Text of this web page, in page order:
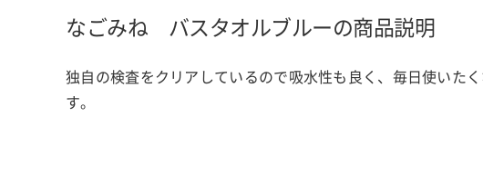
なごみね バスタオルブルーの商品説明
独自の検査をクリアしているので吸水性も良く、毎日使いた
す。